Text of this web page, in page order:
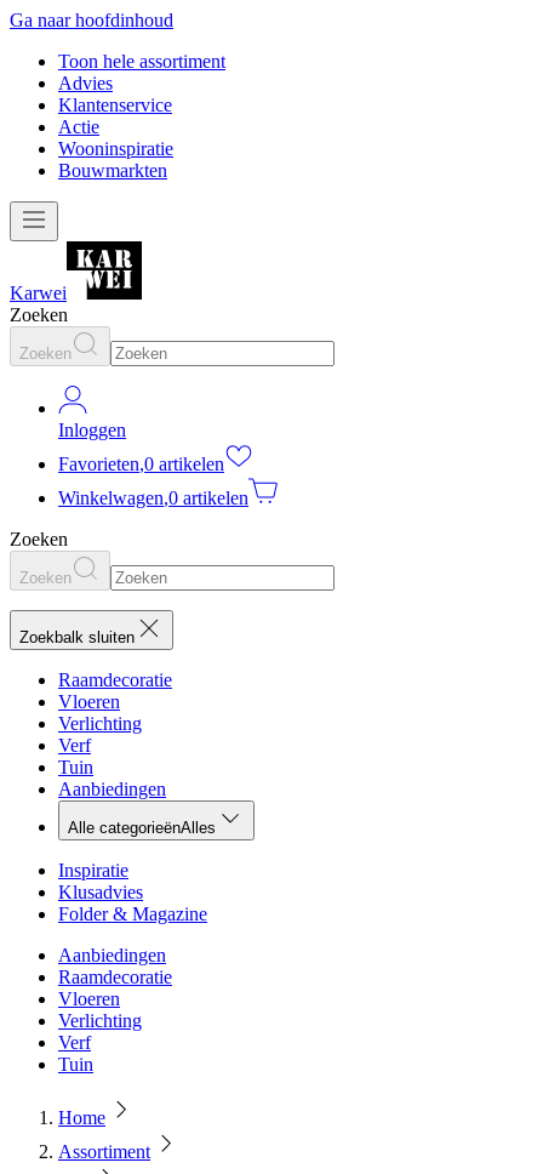
Ga naar hoofdinhoud
Toon hele assortiment
Advies
Klantenservice
Actie
Wooninspiratie
Bouwmarkten
Karwei
Zoeken
Zoeken
Inloggen
Favorieten,0 artikelen
Winkelwagen,0 artikelen
Zoeken
Zoeken
Zoekbalk sluiten
Raamdecoratie
Vloeren
Verlichting
Verf
Tuin
Aanbiedingen
Alle categorieënAlles
Inspiratie
Klusadvies
Folder & Magazine
Aanbiedingen
Raamdecoratie
Vloeren
Verlichting
Verf
Tuin
Home
Assortiment